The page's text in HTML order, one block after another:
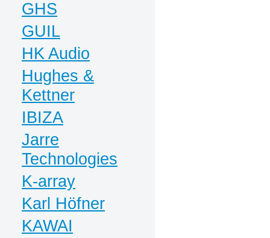
GHS
GUIL
HK Audio
Hughes &
Kettner
IBIZA
Jarre
Technologies
K-array
Karl Höfner
KAWAI